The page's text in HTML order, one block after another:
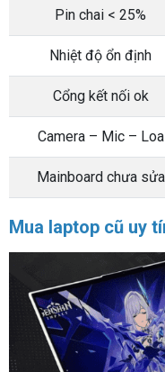
Pin chai < 25%
Nhiệt độ ổn định
Cổng kết nối ok
Camera – Mic – Loa
Mainboard chưa sửa
Mua laptop cũ uy